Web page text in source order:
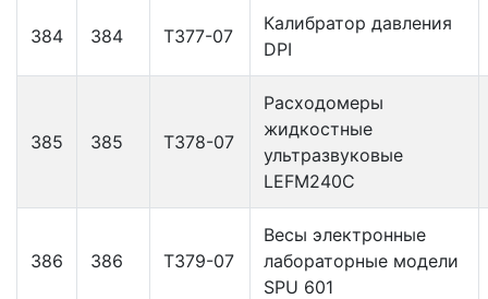
384 384 Т377-07
Калибратор давления
DPI
385 385 Т378-07
Расходомеры
жидкостные
ультразвуковые
LEFM240C
386 386 Т379-07
Весы электронные
лабораторные модели
SPU 601